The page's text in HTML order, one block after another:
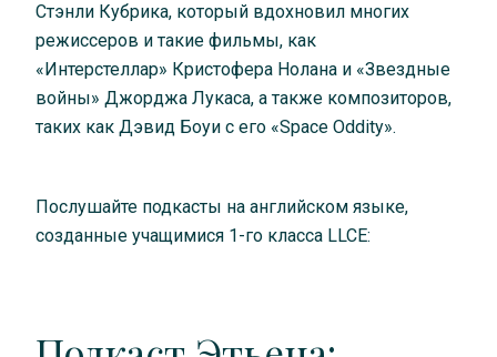
Стэнли Кубрика, который вдохновил многих
режиссеров и такие фильмы, как
«Интерстеллар» Кристофера Нолана и «Звездные
войны» Джорджа Лукаса, а также композиторов,
таких как Дэвид Боуи с его «Space Oddity».
Послушайте подкасты на английском языке,
созданные учащимися 1-го класса LLCE: